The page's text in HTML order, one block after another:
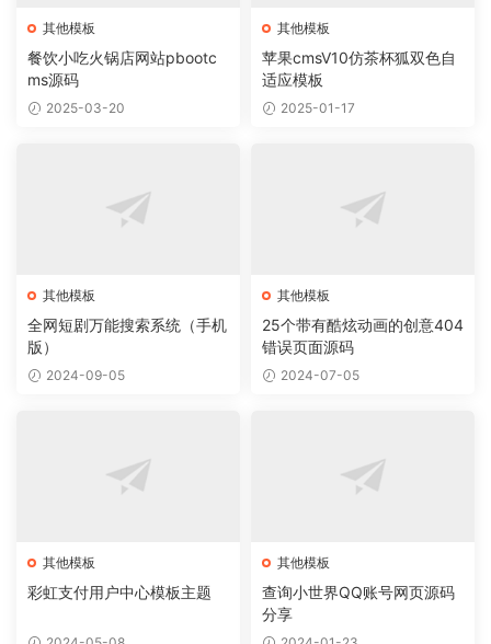
其他模板
餐饮小吃火锅店网站pbootc
ms源码
2025-03-20
其他模板
苹果cmsV10仿茶杯狐双色自
适应模板
2025-01-17
其他模板
全网短剧万能搜索系统（手机
版）
2024-09-05
其他模板
25个带有酷炫动画的创意404
错误页面源码
2024-07-05
其他模板
彩虹支付用户中心模板主题
其他模板
查询小世界QQ账号网页源码
分享